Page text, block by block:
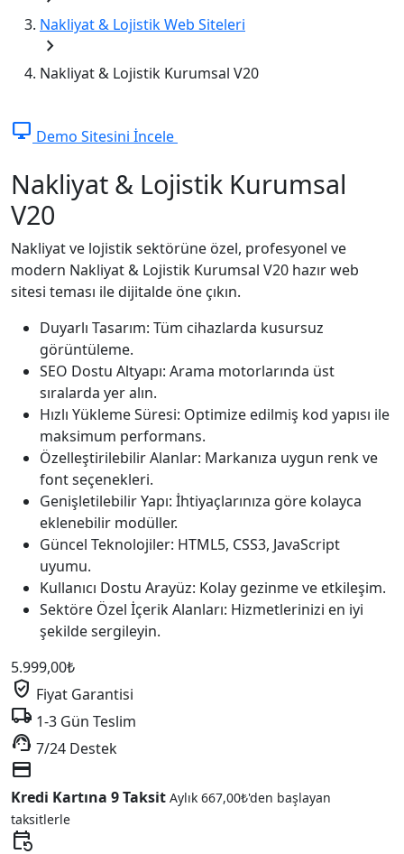
Nakliyat & Lojistik Web Siteleri
chevron_right
Nakliyat & Lojistik Kurumsal V20
desktop_windows Demo Sitesini İncele
Nakliyat & Lojistik Kurumsal
V20
Nakliyat ve lojistik sektörüne özel, profesyonel ve
modern Nakliyat & Lojistik Kurumsal V20 hazır web
sitesi teması ile dijitalde öne çıkın.
Duyarlı Tasarım: Tüm cihazlarda kusursuz
görüntüleme.
SEO Dostu Altyapı: Arama motorlarında üst
sıralarda yer alın.
Hızlı Yükleme Süresi: Optimize edilmiş kod yapısı ile
maksimum performans.
Özelleştirilebilir Alanlar: Markanıza uygun renk ve
font seçenekleri.
Genişletilebilir Yapı: İhtiyaçlarınıza göre kolayca
eklenebilir modüller.
Güncel Teknolojiler: HTML5, CSS3, JavaScript
uyumu.
Kullanıcı Dostu Arayüz: Kolay gezinme ve etkileşim.
Sektöre Özel İçerik Alanları: Hizmetlerinizi en iyi
şekilde sergileyin.
5.999,00₺
verified_user Fiyat Garantisi
local_shipping 1-3 Gün Teslim
support_agent 7/24 Destek
credit_card
Kredi Kartına 9 Taksit Aylık 667,00₺'den başlayan
taksitlerle
event_repeat